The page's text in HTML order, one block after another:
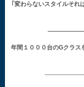
｢変わらないスタイルそれ
年間１０００台のGクラス